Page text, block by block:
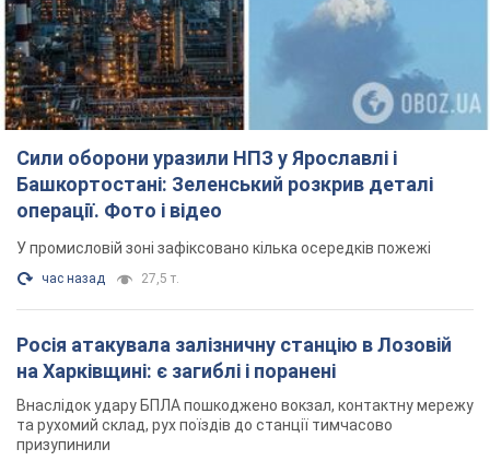
Сили оборони уразили НПЗ у Ярославлі і
Башкортостані: Зеленський розкрив деталі
операції. Фото і відео
У промисловій зоні зафіксовано кілька осередків пожежі
час назад 27,5 т.
Росія атакувала залізничну станцію в Лозовій
на Харківщині: є загиблі і поранені
Внаслідок удару БПЛА пошкоджено вокзал, контактну мережу
та рухомий склад, рух поїздів до станції тимчасово
призупинили